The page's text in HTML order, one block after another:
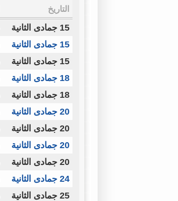
التاريخ
15 جمادى الثانية
15 جمادى الثانية
15 جمادى الثانية
18 جمادى الثانية
18 جمادى الثانية
20 جمادى الثانية
20 جمادى الثانية
20 جمادى الثانية
20 جمادى الثانية
24 جمادى الثانية
25 جمادى الثانية